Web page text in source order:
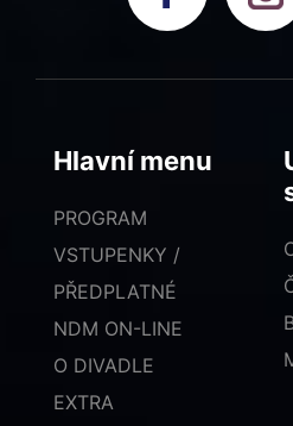
Hlavní menu
PROGRAM
VSTUPENKY /
PŘEDPLATNÉ
NDM ON-LINE
O DIVADLE
EXTRA